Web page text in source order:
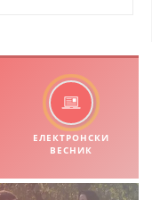
ЕЛЕКТРОНСКИ
ВЕСНИК